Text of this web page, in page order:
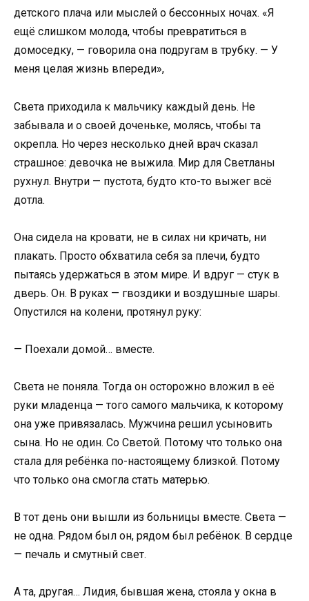
детского плача или мыслей о бессонных ночах. «Я
ещё слишком молода, чтобы превратиться в
домоседку, — говорила она подругам в трубку. — У
меня целая жизнь впереди»,
Света приходила к мальчику каждый день. Не
забывала и о своей доченьке, молясь, чтобы та
окрепла. Но через несколько дней врач сказал
страшное: девочка не выжила. Мир для Светланы
рухнул. Внутри — пустота, будто кто-то выжег всё
дотла.
Она сидела на кровати, не в силах ни кричать, ни
плакать. Просто обхватила себя за плечи, будто
пытаясь удержаться в этом мире. И вдруг — стук в
дверь. Он. В руках — гвоздики и воздушные шары.
Опустился на колени, протянул руку:
— Поехали домой… вместе.
Света не поняла. Тогда он осторожно вложил в её
руки младенца — того самого мальчика, к которому
она уже привязалась. Мужчина решил усыновить
сына. Но не один. Со Светой. Потому что только она
стала для ребёнка по-настоящему близкой. Потому
что только она смогла стать матерью.
В тот день они вышли из больницы вместе. Света —
не одна. Рядом был он, рядом был ребёнок. В сердце
— печаль и смутный свет.
А та, другая… Лидия, бывшая жена, стояла у окна в